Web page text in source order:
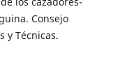
Consejo
y Técnicas.